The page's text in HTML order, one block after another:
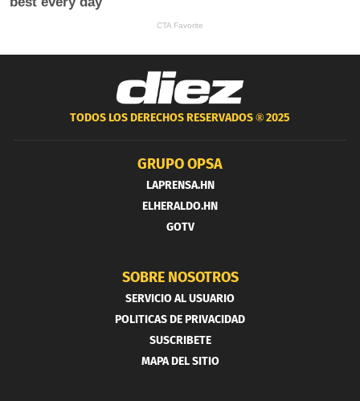
TODOS LOS DERECHOS RESERVADOS ®2025
GRUPO OPSA
LAPRENSA.HN
ELHERALDO.HN
GOTV
SOBRE NOSOTROS
SERVICIO AL USUARIO
POLITICAS DE PRIVACIDAD
SUSCRIBETE
MAPA DEL SITIO